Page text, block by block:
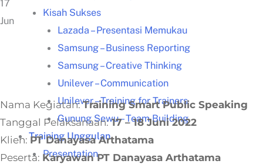
Kisah Sukses
Lazada – Presentasi Memukau
Samsung – Business Reporting
Samsung – Creative Thinking
Unilever – Communication
Unilever – Training for Trainers
Gunung Sewu – Team Building
Training Unggulan
Presentation
17
Jun
Nama Kegiatan:Training Smart Public Speaking
Tanggal Pelaksanaan:17 – 18 Juni 2022
Klien: PT Danayasa Arthatama
Peserta: Karyawan PT Danayasa Arthatama